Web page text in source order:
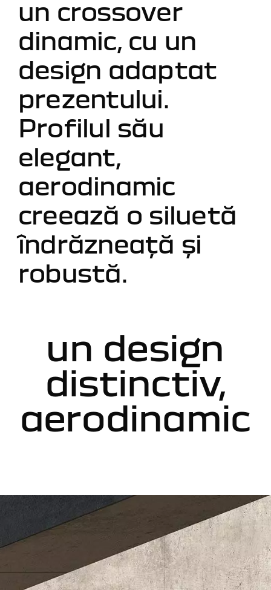
un crossover
dinamic, cu un
design adaptat
prezentului.
Profilul său
elegant,
aerodinamic
creează o siluetă
îndrăzneață și
robustă.
un design
distinctiv,
aerodinamic